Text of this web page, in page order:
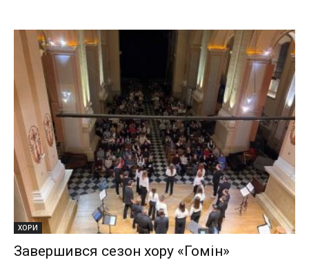
ХОРИ
Завершився сезон хору «Гомін»